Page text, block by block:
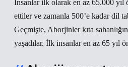
İnsanlar ilk olarak en az 65.000 yıl
ettiler ve zamanla 500’e kadar dil
Geçmişte, Aborjinler kıta
yaşadılar. İlk insanlar en az 65 yıl